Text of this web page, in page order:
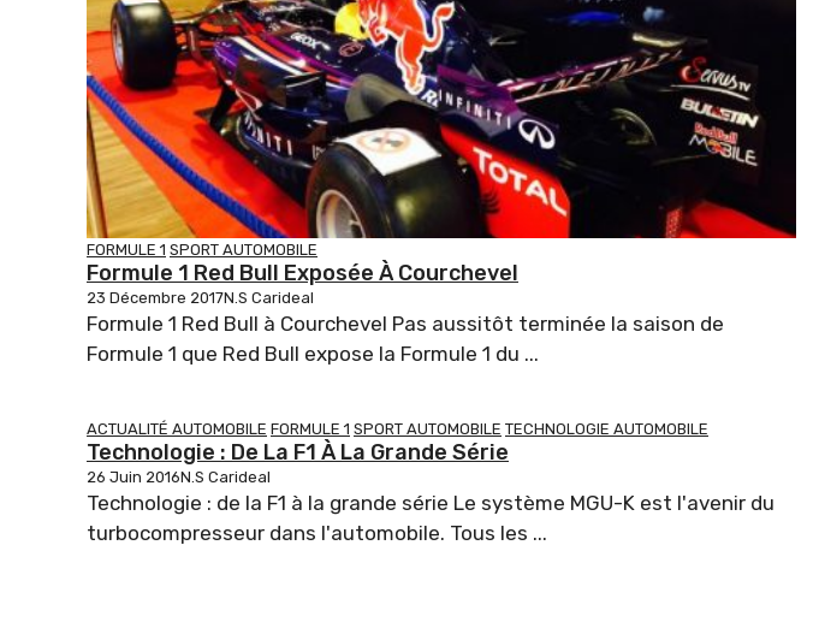
FORMULE 1 SPORT AUTOMOBILE
Formule 1 Red Bull Exposée À Courchevel
23 Décembre 2017N.S Carideal
Formule 1 Red Bull à Courchevel Pas aussitôt terminée la saison de
Formule 1 que Red Bull expose la Formule 1 du ...
ACTUALITÉ AUTOMOBILE FORMULE 1 SPORT AUTOMOBILE TECHNOLOGIE AUTOMOBILE
Technologie : De La F1 À La Grande Série
26 Juin 2016N.S Carideal
Technologie : de la F1 à la grande série Le système MGU-K est l'avenir du
turbocompresseur dans l'automobile. Tous les ...